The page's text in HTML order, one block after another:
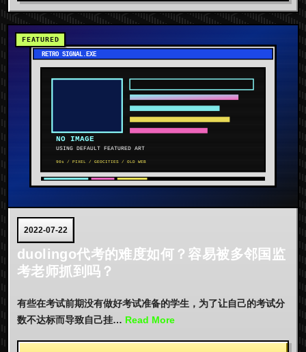
2022-07-22
duolingo代考的难度如何？容易被多邻国监
考老师抓到吗？
有些在考试前期没有做好考试准备的学生，为了让自己的考试分
数不达标而导致自己挂… Read More